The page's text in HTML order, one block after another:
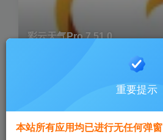
彩云天气Pro 7.51.0
重要提示
本站所有应用均已进行无任何弹窗